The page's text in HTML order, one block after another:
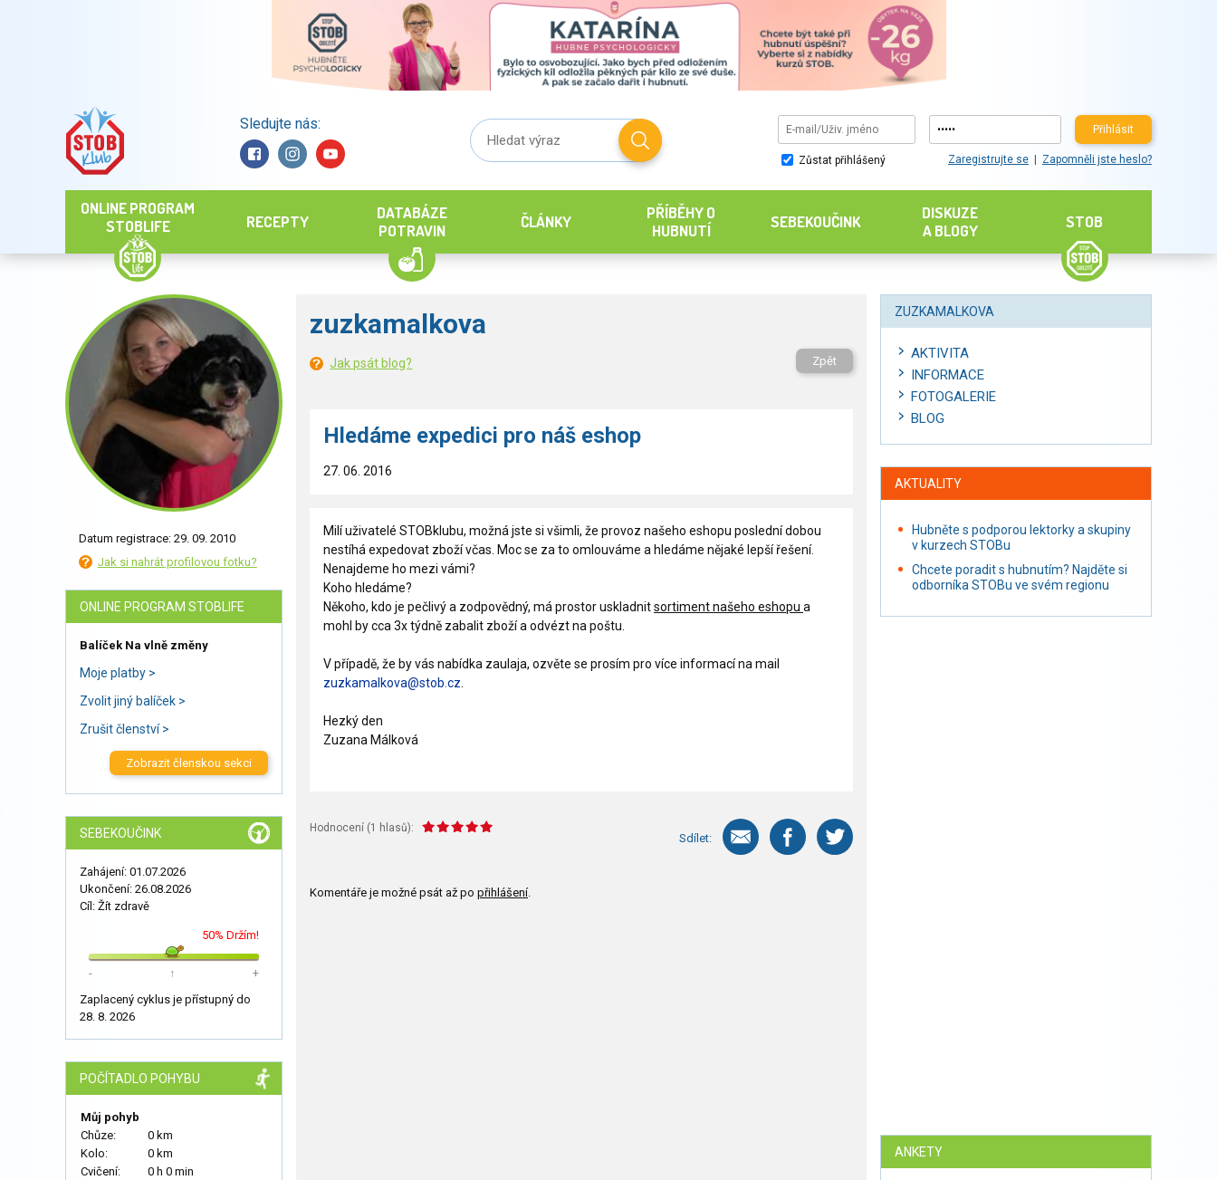
Sledujte nás: Přihlásit
Zůstat přihlášený Zaregistrujte se Zapomněli jste heslo?
ONLINE PROGRAM
STOBLIFE
RECEPTY
DATABÁZE
POTRAVIN
ČLÁNKY
PŘÍBĚHY O
HUBNUTÍ
SEBEKOUČINK
DISKUZE
A BLOGY
STOB
Datum registrace: 29. 09. 2010
Jak si nahrát profilovou fotku?
ONLINE PROGRAM STOBLIFE
Balíček Na vlně změny
Moje platby >
Zvolit jiný balíček >
Zrušit členství >
Zobrazit členskou sekci
SEBEKOUČINK
Zahájení: 01.07.2026
Ukončení: 26.08.2026
Cíl: Žít zdravě
50% Držím!
- ↑
+
Zaplacený cyklus je přístupný do
28. 8. 2026
POČÍTADLO POHYBU
Můj pohyb
Chůze:
0 km
Kolo:
0 km
Cvičení:
0 h 0 min
zuzkamalkova
Jak psát blog? Zpět
Hledáme expedici pro náš eshop
27. 06. 2016
Milí uživatelé STOBklubu, možná jste si všimli, že provoz našeho eshopu poslední dobou
nestíhá expedovat zboží včas. Moc se za to omlouváme a hledáme nějaké lepší řešení.
Nenajdeme ho mezi vámi?
Koho hledáme?
Někoho, kdo je pečlivý a zodpovědný, má prostor uskladnitsortiment našeho eshopu a
mohl by cca 3x týdně zabalit zboží a odvézt na poštu.
V případě, že by vás nabídka zaulaja, ozvěte se prosím pro více informací na mail
zuzkamalkova@stob.cz
Hezký den
Zuzana Málková
Hodnocení (1 hlasů):
Sdílet:
Komentáře je možné psát až po přihlášení.
ZUZKAMALKOVA
AKTIVITA
INFORMACE
FOTOGALERIE
BLOG
AKTUALITY
Hubněte s podporou lektorky a skupiny
v kurzech STOBu
Chcete poradit s hubnutím? Najděte si
odborníka STOBu ve svém regionu
ANKETY